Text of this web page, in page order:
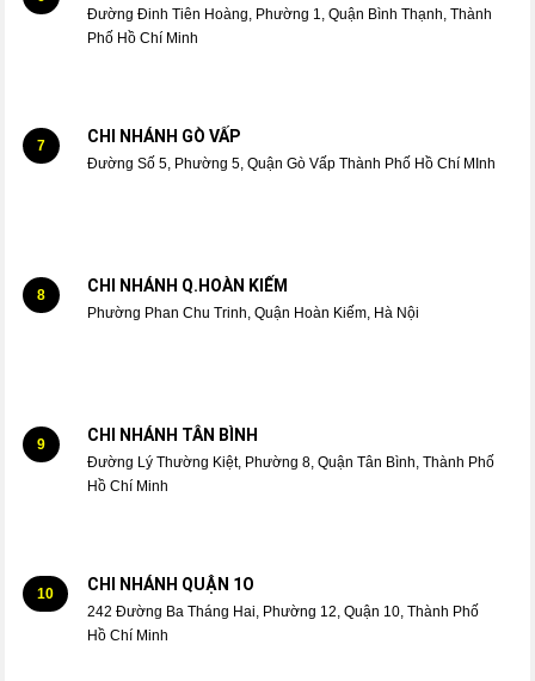
Đường Đinh Tiên Hoàng, Phường 1, Quận Bình Thạnh, Thành
Phố Hồ Chí Minh
7 CHI NHÁNH GÒ VẤP
Đường Số 5, Phường 5, Quận Gò Vấp Thành Phố Hồ Chí MInh
8 CHI NHÁNH Q.HOÀN KIẾM
Phường Phan Chu Trinh, Quận Hoàn Kiếm, Hà Nội
9 CHI NHÁNH TÂN BÌNH
Đường Lý Thường Kiệt, Phường 8, Quận Tân Bình, Thành Phố
Hồ Chí Minh
10 CHI NHÁNH QUẬN 1O
242 Đường Ba Tháng Hai, Phường 12, Quận 10, Thành Phố
Hồ Chí Minh